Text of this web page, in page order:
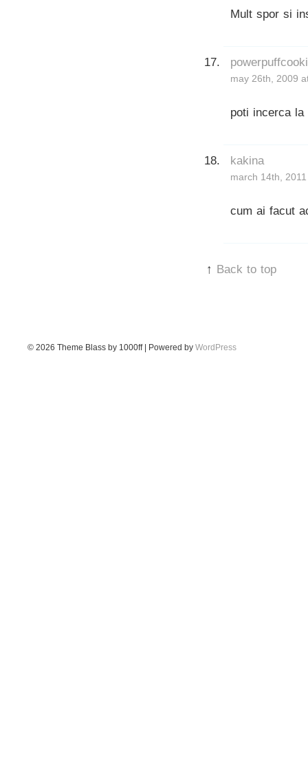
Mult spor si
may 26th, 2009
poti incerca
kakina
march 14th,
cum ai facut
↑ Back to top
© 2026 Theme Blass by 1000ff | Powered by WordPress